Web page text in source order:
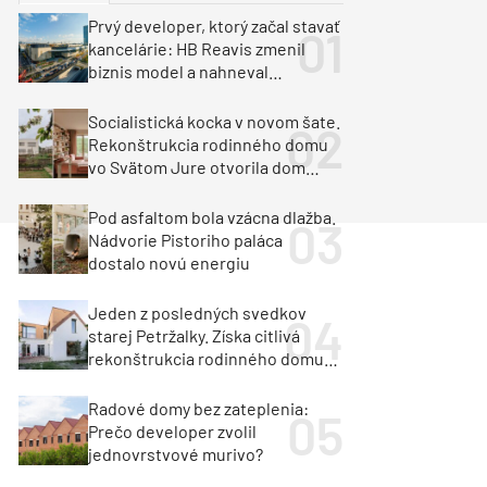
Klimatizácia a vetranie
Milan Murcka
Prvý developer, ktorý začal stavať
kancelárie: HB Reavis zmenil
biznis model a nahneval
Socialistická kocka v novom šate.
Rekonštrukcia rodinného domu
vo Svätom Jure otvorila dom
Pod asfaltom bola vzácna dlažba.
Nádvorie Pistoriho paláca
dostalo novú energiu
Jeden z posledných svedkov
starej Petržalky. Získa citlivá
rekonštrukcia rodinného domu
Radové domy bez zateplenia:
Prečo developer zvolil
jednovrstvové murivo?